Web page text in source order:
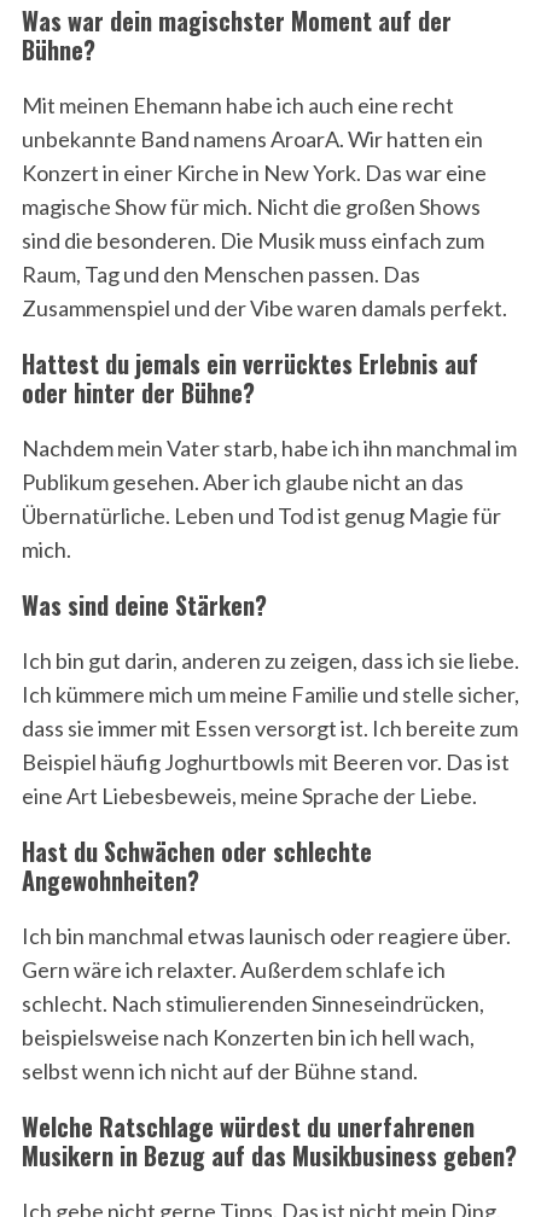
Was war dein magischster Moment auf der
Bühne?
Mit meinen Ehemann habe ich auch eine recht
unbekannte Band namens AroarA. Wir hatten ein
Konzert in einer Kirche in New York. Das war eine
magische Show für mich. Nicht die großen Shows
sind die besonderen. Die Musik muss einfach zum
Raum, Tag und den Menschen passen. Das
Zusammenspiel und der Vibe waren damals perfekt.
Hattest du jemals ein verrücktes Erlebnis auf
oder hinter der Bühne?
Nachdem mein Vater starb, habe ich ihn manchmal im
Publikum gesehen. Aber ich glaube nicht an das
Übernatürliche. Leben und Tod ist genug Magie für
mich.
Was sind deine Stärken?
Ich bin gut darin, anderen zu zeigen, dass ich sie liebe.
Ich kümmere mich um meine Familie und stelle sicher,
dass sie immer mit Essen versorgt ist. Ich bereite zum
Beispiel häufig Joghurtbowls mit Beeren vor. Das ist
eine Art Liebesbeweis, meine Sprache der Liebe.
Hast du Schwächen oder schlechte
Angewohnheiten?
Ich bin manchmal etwas launisch oder reagiere über.
Gern wäre ich relaxter. Außerdem schlafe ich
schlecht. Nach stimulierenden Sinneseindrücken,
beispielsweise nach Konzerten bin ich hell wach,
selbst wenn ich nicht auf der Bühne stand.
Welche Ratschlage würdest du unerfahrenen
Musikern in Bezug auf das Musikbusiness geben?
Ich gebe nicht gerne Tipps. Das ist nicht mein Ding.